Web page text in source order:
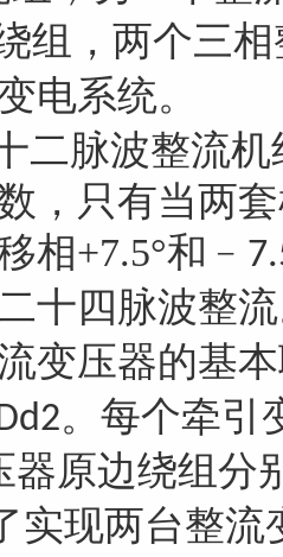
组，两个三
电系统。
二脉波整流
，只有当两
相+7.5°和﹣
十四脉波整
变压器的基
。每个牵引
器原边绕组分
实现两台整